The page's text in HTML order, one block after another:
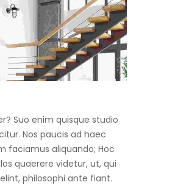
Suo enim quisque studio
Nos paucis ad haec
faciamus aliquando; Hoc
quaerere videtur, ut, qui
philosophi ante fiant.